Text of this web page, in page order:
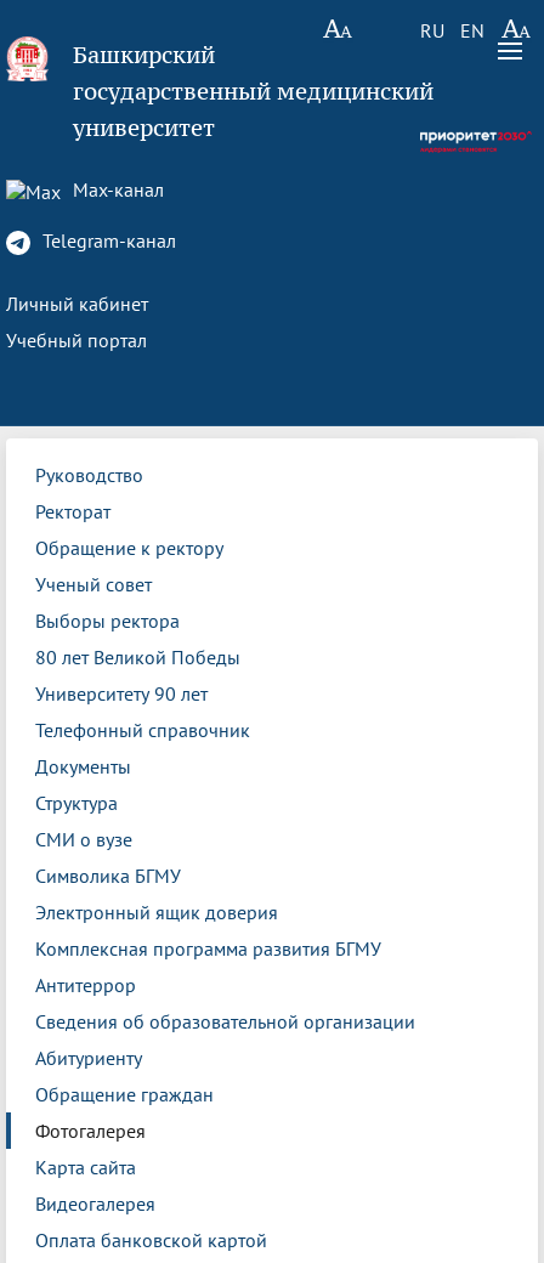
RU EN
Башкирский
государственный медицинский
университет
Max-канал
Telegram-канал
Личный кабинет
Учебный портал
Руководство
Ректорат
Обращение к ректору
Ученый совет
Выборы ректора
80 лет Великой Победы
Университету 90 лет
Телефонный справочник
Документы
Структура
СМИ о вузе
Символика БГМУ
Электронный ящик доверия
Комплексная программа развития БГМУ
Антитеррор
Сведения об образовательной организации
Абитуриенту
Обращение граждан
Фотогалерея
Карта сайта
Видеогалерея
Оплата банковской картой